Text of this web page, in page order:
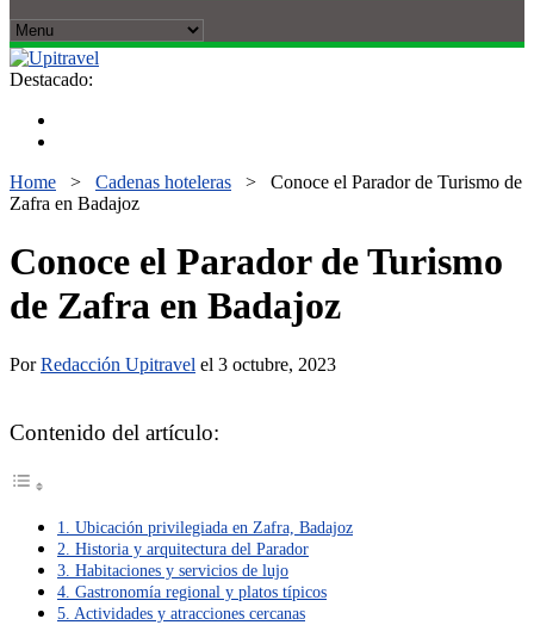
Destacado:
Home > Cadenas hoteleras > Conoce el Parador de Turismo de
Zafra en Badajoz
Conoce el Parador de Turismo
de Zafra en Badajoz
PorRedacción Upitravel el 3 octubre, 2023
Contenido del artículo:
1. Ubicación privilegiada en Zafra, Badajoz
2. Historia y arquitectura del Parador
3. Habitaciones y servicios de lujo
4. Gastronomía regional y platos típicos
5. Actividades y atracciones cercanas